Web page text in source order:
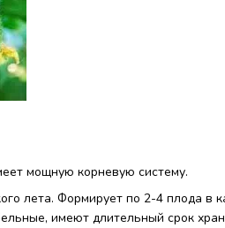
мощную корневую систему.
лета. Формирует по 2-4 плода в
имеют длительный срок